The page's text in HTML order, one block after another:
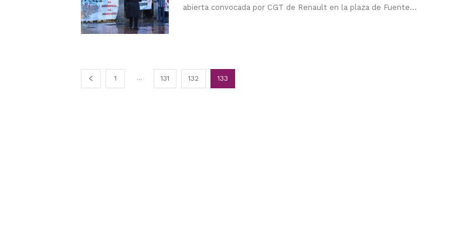
abierta convocada por CGT de Renault en la plaza de Fuente...
1 ... 131 132 133